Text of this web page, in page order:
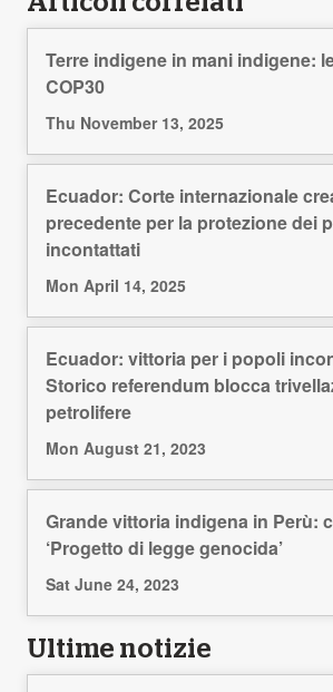
Terre indigene in mani indigene:
COP30
Thu November 13, 2025
Ecuador: Corte internazionale
precedente per la protezione dei
incontattati
Mon April 14, 2025
Ecuador: vittoria per i popoli
Storico referendum blocca
petrolifere
Mon August 21, 2023
Grande vittoria indigena in Perù:
‘Progetto di legge genocida’
Sat June 24, 2023
Ultime notizie